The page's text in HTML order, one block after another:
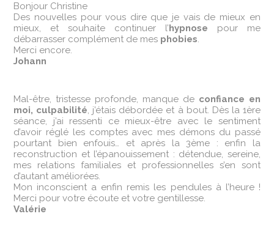
Bonjour Christine
Des nouvelles pour vous dire que je vais de mieux en
mieux, et souhaite continuer l’hypnose pour me
débarrasser complément de mes phobies.
Merci encore.
Johann
Mal-être, tristesse profonde, manque de confiance en
moi, culpabilité, j’étais débordée et à bout. Dès la 1ère
séance, j’ai ressenti ce mieux-être avec le sentiment
d’avoir réglé les comptes avec mes démons du passé
pourtant bien enfouis… et après la 3ème : enfin la
reconstruction et l’épanouissement : détendue, sereine,
mes relations familiales et professionnelles s’en sont
d’autant améliorées.
Mon inconscient a enfin remis les pendules à l’heure !
Merci pour votre écoute et votre gentillesse.
Valérie